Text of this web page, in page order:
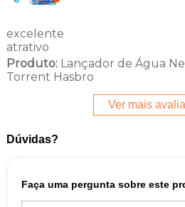
excelente
atrativo
Produto:Lançador de Água
Torrent Hasbro
Ver mais
Dúvidas?
Faça uma pergunta sobre este